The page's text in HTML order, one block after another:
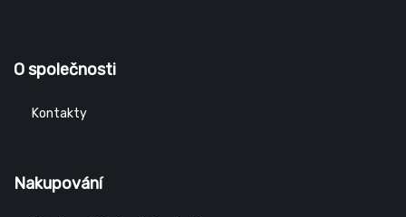
O společnosti
Kontakty
Nakupování